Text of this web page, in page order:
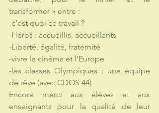
transformer » entre :
-c’est quoi ce travail ?
-Héros : accueillis, accueillants
-Liberté, égalité, fraternité
-vivre le cinéma et l’Europe
-les classes Olympiques : une équipe
de rêve (avec CDOS 44)
Encore merci aux élèves et aux
enseignants pour la qualité de leur